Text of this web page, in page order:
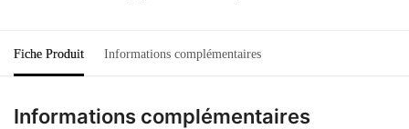
Fiche Produit Informations complémentaires
Informations complémentaires